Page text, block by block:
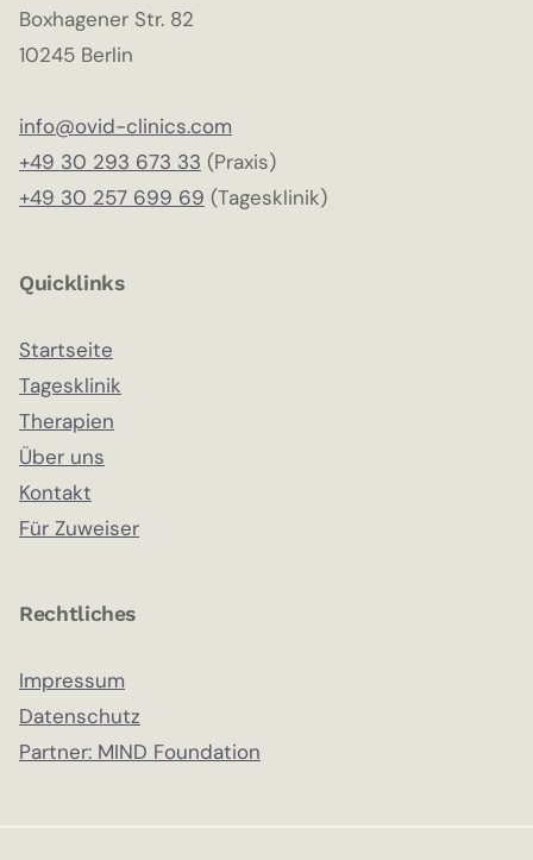
Boxhagener Str. 82
10245 Berlin
info@ovid-clinics.com
+49 30 293 673 33 (Praxis)
+49 30 257 699 69 (Tagesklinik)
Quicklinks
Startseite
Tagesklinik
Therapien
Über uns
Kontakt
Für Zuweiser
Rechtliches
Impressum
Datenschutz
Partner: MIND Foundation